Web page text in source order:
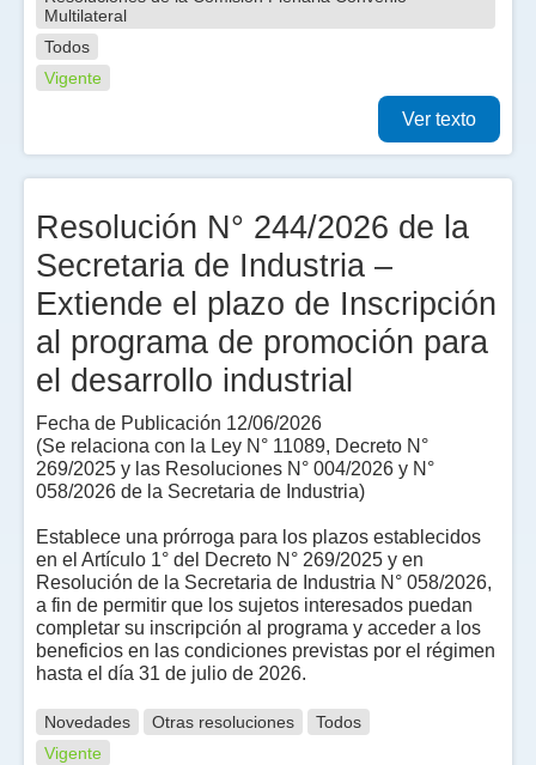
Multilateral
Todos
Vigente
Ver texto
Resolución N° 244/2026 de la
Secretaria de Industria –
Extiende el plazo de Inscripción
al programa de promoción para
el desarrollo industrial
Fecha de Publicación 12/06/2026
(Se relaciona con la Ley N° 11089, Decreto N°
269/2025 y las Resoluciones N° 004/2026 y N°
058/2026 de la Secretaria de Industria)
Establece una prórroga para los plazos establecidos
en el Artículo 1° del Decreto N° 269/2025 y en
Resolución de la Secretaria de Industria N° 058/2026,
a fin de permitir que los sujetos interesados puedan
completar su inscripción al programa y acceder a los
beneficios en las condiciones previstas por el régimen
hasta el día 31 de julio de 2026.
Novedades Otras resoluciones
Todos
Vigente